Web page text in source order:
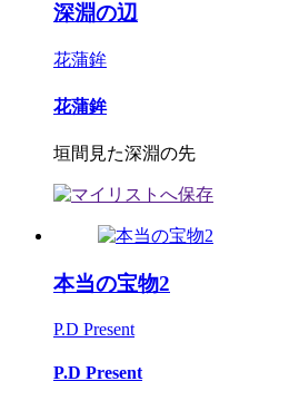
深淵の辺
花蒲鉾
花蒲鉾
垣間見た深淵の先
本当の宝物2
P.D Present
P.D Present